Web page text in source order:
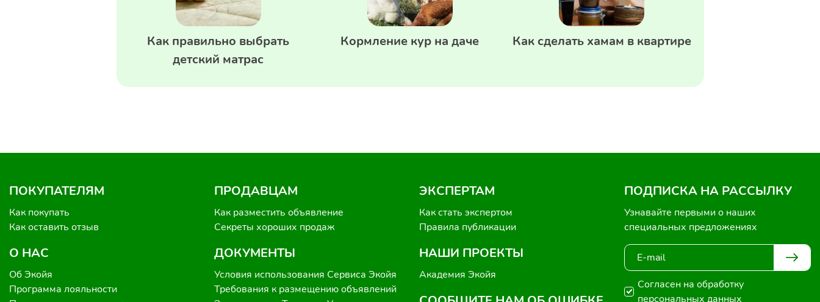
Как правильно выбрать
детский матрас
Кормление кур на даче Как сделать хамам в квартире
ПОКУПАТЕЛЯМ
Как покупать
Как оставить отзыв
О НАС
Об Экойя
Программа лояльности
ПРОДАВЦАМ
Как разместить объявление
Секреты хороших продаж
ДОКУМЕНТЫ
Условия использования Сервиса Экойя
Требования к размещению объявлений
ЭКСПЕРТАМ
Как стать экспертом
Правила публикации
НАШИ ПРОЕКТЫ
Академия Экойя
ПОДПИСКА НА РАССЫЛКУ
Узнавайте первыми о наших
специальных предложениях
Согласен на обработку
персональных данных